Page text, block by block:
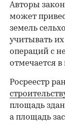
Авторы
может
земель
учитывать
операций ‎с
отмечается в
Росреестр
площадь
а площадь